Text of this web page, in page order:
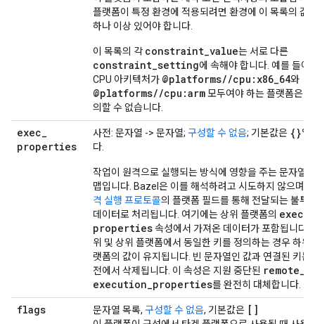
플랫폼이 특정 환경에 적용되려면 환경에 이 목록의 값
하나 이상 있어야 합니다.
이 목록의 각 constraint_value는 서로 다른
constraint_setting에 속해야 합니다. 예를 들어
CPU 아키텍처가 @platforms//cpu:x86_64와
@platforms//cpu:arm모두여야 하는 플랫폼은 정
의할 수 없습니다.
exec_
properties
사전: 문자열 -> 문자열; 구성할 수 없음; 기본값은 {}입
다.
작업이 원격으로 실행되는 방식에 영향을 주는 문자열의
맵입니다. Bazel은 이를 해석하려고 시도하지 않으며
격 실행 프로토콜의 플랫폼 필드를 통해 전달되는 불투
데이터로 처리됩니다. 여기에는 상위 플랫폼의 exec
properties속성에서 가져온 데이터가 포함됩니다.
위 및 상위 플랫폼에서 동일한 키를 정의하는 경우 하위
랫폼의 값이 유지됩니다. 빈 문자열인 값과 연결된 키는
전에서 삭제됩니다. 이 속성은 지원 중단된 remote_
execution_properties를 완전히 대체합니다.
flags 문자열 목록, 구성할 수 없음, 기본값은 []